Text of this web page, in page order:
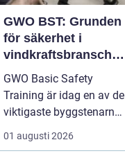
GWO BST: Grunden
för säkerhet i
vindkraftsbransche
n
GWO Basic Safety
Training är idag en av de
viktigaste byggstenarna
för alla som vill arbeta
professionellt inom
01 augusti 2026